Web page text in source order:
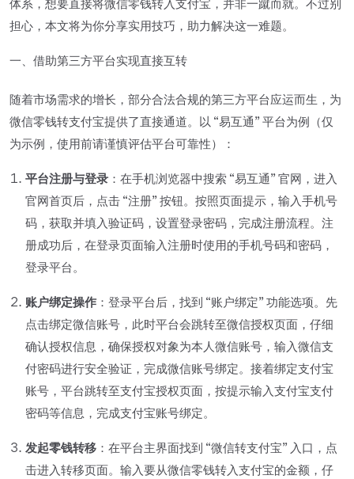
体系，想要直接将微信零钱转入支付宝，并非一蹴而就。不过别
担心，本文将为你分享实用技巧，助力解决这一难题。
一、借助第三方平台实现直接互转
随着市场需求的增长，部分合法合规的第三方平台应运而生，为
微信零钱转支付宝提供了直接通道。以 “易互通” 平台为例（仅
为示例，使用前请谨慎评估平台可靠性）：
平台注册与登录 ：在手机浏览器中搜索 “易互通” 官网，进入
官网首页后，点击 “注册” 按钮。按照页面提示，输入手机号
码，获取并填入验证码，设置登录密码，完成注册流程。注
册成功后，在登录页面输入注册时使用的手机号码和密码，
登录平台。
账户绑定操作 ：登录平台后，找到 “账户绑定” 功能选项。先
点击绑定微信账号，此时平台会跳转至微信授权页面，仔细
确认授权信息，确保授权对象为本人微信账号，输入微信支
付密码进行安全验证，完成微信账号绑定。接着绑定支付宝
账号，平台跳转至支付宝授权页面，按提示输入支付宝支付
密码等信息，完成支付宝账号绑定。
发起零钱转移 ：在平台主界面找到 “微信转支付宝” 入口，点
击进入转移页面。输入要从微信零钱转入支付宝的金额，仔